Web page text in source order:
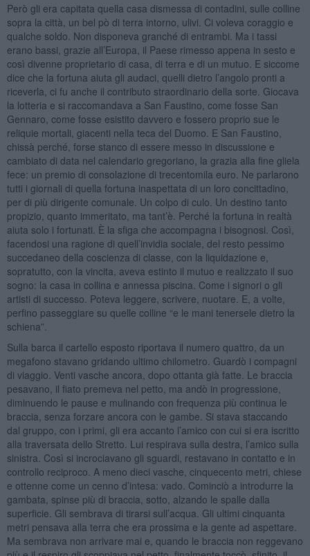
Però gli era capitata quella casa dismessa di contadini, sulle colline
sopra la città, un bel pò di terra intorno, ulivi. Ci voleva coraggio e
qualche soldo. Non disponeva granché di entrambi. Ma i tassi
erano bassi, grazie all’Europa, il Paese rimesso appena in sesto e
così divenne proprietario di casa, di terra e di un mutuo. E siccome
dice che la fortuna aiuta gli audaci, quelli dietro l’angolo pronti a
riceverla, ci fu anche il contributo straordinario della sorte. Giocava
la lotteria e si raccomandava a San Faustino, come fosse San
Gennaro, come fosse esistito davvero e fossero proprio sue le
reliquie mortali, giacenti nella teca del Duomo. E San Faustino,
chissà perché, forse stanco di essere messo in discussione e
cambiato di data nel calendario gregoriano, la grazia alla fine gliela
fece: un premio di consolazione di trecentomila euro. Ne parlarono
tutti i giornali di quella fortuna inaspettata di un loro concittadino,
per di più dirigente comunale. Un colpo di culo. Un destino tanto
propizio, quanto immeritato, ma tant’è. Perché la fortuna in realtà
aiuta solo i fortunati. È la sfiga che accompagna i bisognosi. Così,
facendosi una ragione di quell’invidia sociale, del resto pessimo
succedaneo della coscienza di classe, con la liquidazione e,
sopratutto, con la vincita, aveva estinto il mutuo e realizzato il suo
sogno: la casa in collina e annessa piscina. Come i signori o gli
artisti di successo. Poteva leggere, scrivere, nuotare. E, a volte,
perfino passeggiare su quelle colline “e le mani tenersele dietro la
schiena”.
Sulla barca il cartello esposto riportava il numero quattro, da un
megafono stavano gridando ultimo chilometro. Guardò i compagni
di viaggio. Venti vasche ancora, dopo ottanta già fatte. Le braccia
pesavano, il fiato premeva nel petto, ma andò in progressione,
diminuendo le pause e mulinando con frequenza più continua le
braccia, senza forzare ancora con le gambe. Si stava staccando
dal gruppo, con i primi, gli era accanto l’amico con cui si era iscritto
alla traversata dello Stretto. Lui respirava sulla destra, l’amico sulla
sinistra. Così si incrociavano gli sguardi, restavano in contatto e in
controllo reciproco. A meno dieci vasche, cinquecento metri, chiese
e ottenne come un cenno d’intesa: vado. Cominciò a introdurre la
gambata, spinse più di braccia, sotto, alzando le spalle dalla
superficie. Gli sembrava di tirarsi sull’acqua. Gli ultimi cinquanta
metri pensava alla terra che era prossima e la gente ad aspettare.
Ma sembrava non arrivare mai e, quando le braccia non reggevano